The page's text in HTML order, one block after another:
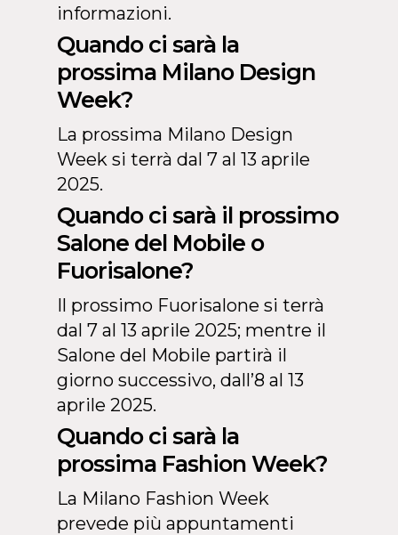
informazioni.
Quando ci sarà la
prossima Milano Design
Week?
La prossima Milano Design
Week si terrà dal 7 al 13 aprile
2025.
Quando ci sarà il prossimo
Salone del Mobile o
Fuorisalone?
Il prossimo Fuorisalone si terrà
dal 7 al 13 aprile 2025; mentre il
Salone del Mobile partirà il
giorno successivo, dall’8 al 13
aprile 2025.
Quando ci sarà la
prossima Fashion Week?
La Milano Fashion Week
prevede più appuntamenti